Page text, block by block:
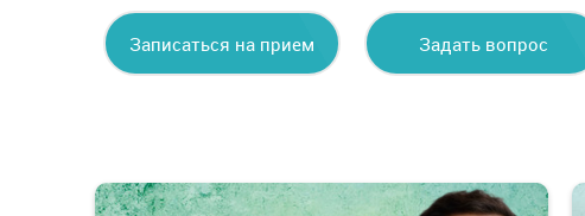
Записаться на прием Задать вопрос